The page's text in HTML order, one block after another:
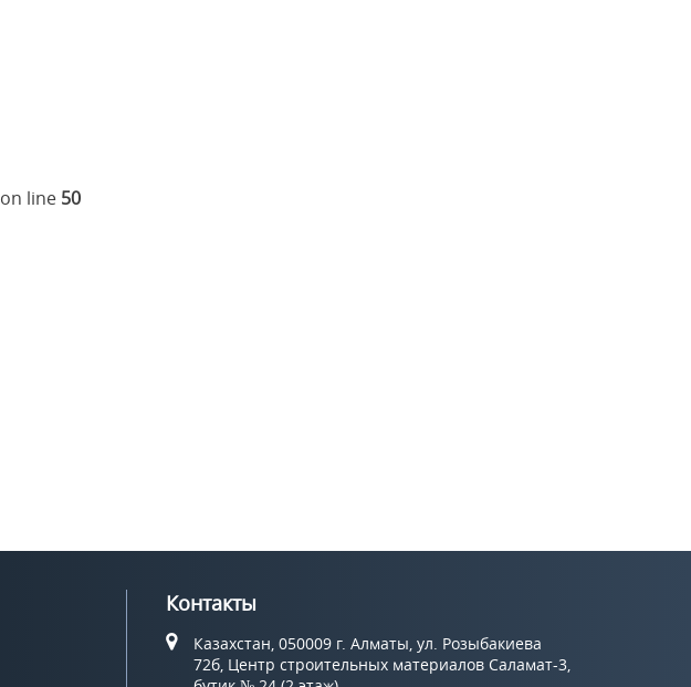
on line 50
Контакты
Казахстан, 050009 г. Алматы, ул. Розыбакиева
72б, Центр строительных материалов Саламат-3,